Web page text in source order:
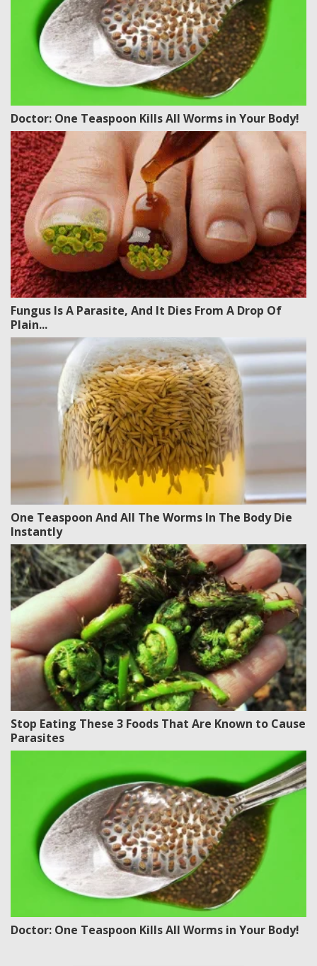
Doctor: One Teaspoon Kills All Worms in Your Body!
Fungus Is A Parasite, And It Dies From A Drop Of
Plain...
One Teaspoon And All The Worms In The Body Die
Instantly
Stop Eating These 3 Foods That Are Known to Cause
Parasites
Doctor: One Teaspoon Kills All Worms in Your Body!